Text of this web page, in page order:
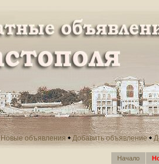
Новые объявления Добавить объявление
Начало